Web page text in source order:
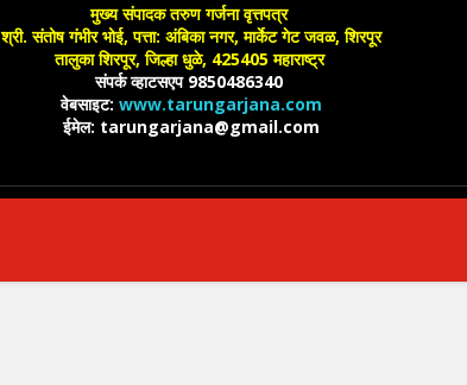
मुख्य संपादक तरुण गर्जना वृत्तपत्र
श्री. संतोष गंभीर भोई, पत्ता: अंबिका नगर, मार्केट गेट जवळ, शिरपूर
तालुका शिरपूर, जिल्हा धुळे, 425405 महाराष्ट्र
संपर्क व्हाटसएप 9850486340
वेबसाइट: www.tarungarjana.com
ईमेल: tarungarjana@gmail.com